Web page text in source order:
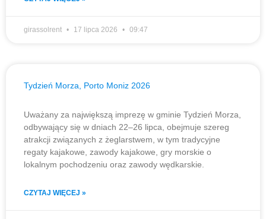
girassolrent 17 lipca 2026 09:47
Tydzień Morza, Porto Moniz 2026
Uważany za największą imprezę w gminie Tydzień Morza,
odbywający się w dniach 22–26 lipca, obejmuje szereg
atrakcji związanych z żeglarstwem, w tym tradycyjne
regaty kajakowe, zawody kajakowe, gry morskie o
lokalnym pochodzeniu oraz zawody wędkarskie.
CZYTAJ WIĘCEJ »